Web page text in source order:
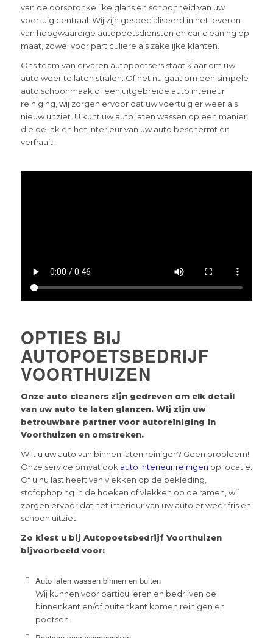
van de oorspronkelijke glans en schoonheid van uw
voertuig centraal. Wij zijn gespecialiseerd in het leveren
van hoogwaardige autopoetsdiensten en car cleaning op
maat, zowel voor particuliere als zakelijke klanten.
Ons team van ervaren autopoetsers staat klaar om uw
auto weer te laten stralen. Of het nu gaat om een simpele
auto schoonmaak of een uitgebreide auto interieur
reiniging, wij zorgen ervoor dat uw voertuig er weer als
nieuw uitziet. U kunt uw auto laten wassen op een manier
die de lak en het interieur van uw auto beschermt en
verfraait.
OPTIES BIJ
AUTOPOETSBEDRIJF
VOORTHUIZEN
Onze auto cleaners zijn gedreven om elk detail
van uw auto te laten glanzen. Wij zijn uw
betrouwbare partner voor autoreiniging in
Voorthuizen en omstreken.
Wilt u uw auto van binnen laten reinigen? Geen probleem!
Onze service omvat ook auto interieur reinigen op locatie.
Of u nu last heeft van vlekken op de bekleding,
stofophoping in de hoeken of vlekken op de ramen, wij
zorgen ervoor dat het interieur van uw auto er weer fris en
schoon uitziet.
Zo kiest u bij Autopoetsbedrijf Voorthuizen
bijvoorbeeld voor:
Auto laten wassen binnen en buiten
Wij kunnen voor particulieren en bedrijven de
binnenkant en/of buitenkant komen reinigen en
poetsen.